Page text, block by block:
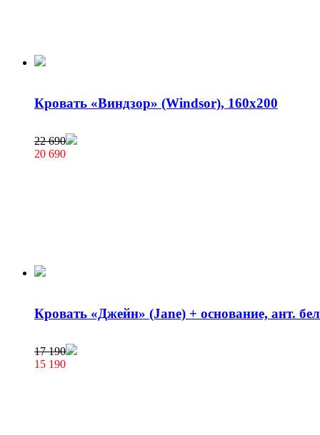
Кровать «Виндзор» (Windsor), 160х200
22 690
20 690
Кровать «Джейн» (Jane) + основание, ант.
17 190
15 190